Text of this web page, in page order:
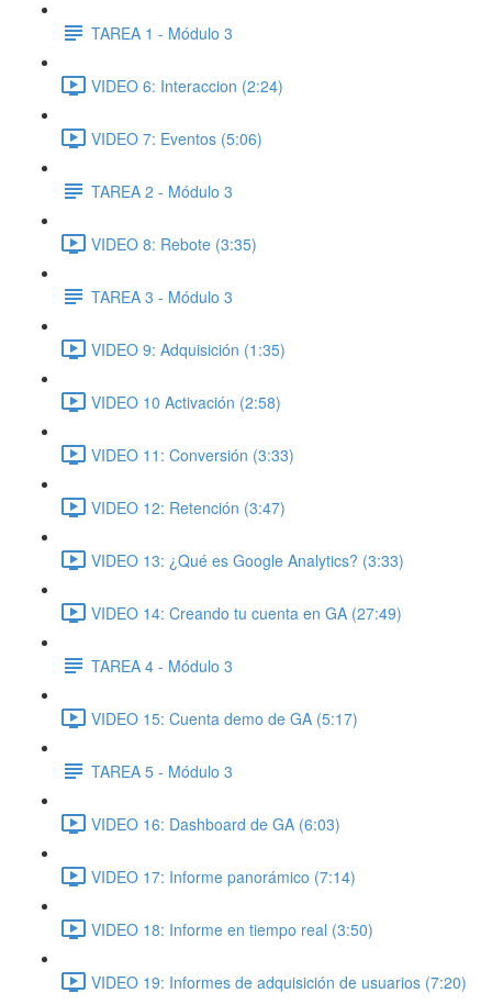
TAREA 1 - Módulo 3
VIDEO 6: Interaccion (2:24)
VIDEO 7: Eventos (5:06)
TAREA 2 - Módulo 3
VIDEO 8: Rebote (3:35)
TAREA 3 - Módulo 3
VIDEO 9: Adquisición (1:35)
VIDEO 10 Activación (2:58)
VIDEO 11: Conversión (3:33)
VIDEO 12: Retención (3:47)
VIDEO 13: ¿Qué es Google Analytics? (3:33)
VIDEO 14: Creando tu cuenta en GA (27:49)
TAREA 4 - Módulo 3
VIDEO 15: Cuenta demo de GA (5:17)
TAREA 5 - Módulo 3
VIDEO 16: Dashboard de GA (6:03)
VIDEO 17: Informe panorámico (7:14)
VIDEO 18: Informe en tiempo real (3:50)
VIDEO 19: Informes de adquisición de usuarios (7:20)